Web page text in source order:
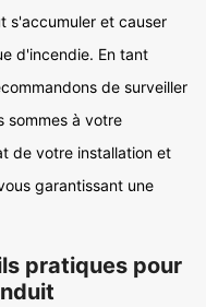
s'accumuler et causer
d'incendie. En tant
de surveiller
sommes à votre
de votre installation et
garantissant une
pratiques pour